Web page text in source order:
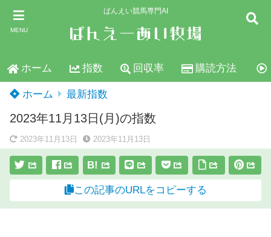
MENU
ばんえい競馬専門AI
ホーム 指数 回収率 購読方法
ホーム 最新指数
2023年11月13日(月)の指数
2023年11月13日 2023年11月13日
B!
この記事のURLをコピーする